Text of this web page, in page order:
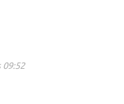
09:52